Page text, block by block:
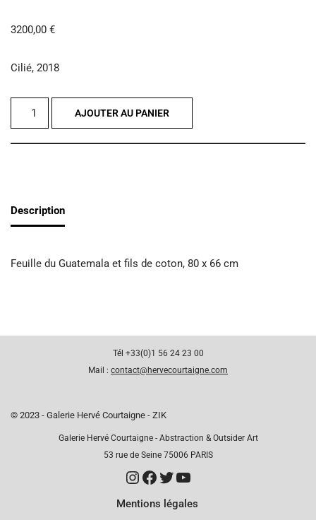
3200,00 €
Cilié, 2018
AJOUTER AU PANIER
Description
Feuille du Guatemala et fils de coton, 80 x 66 cm
Tél +33(0)1 56 24 23 00
Mail : contact@hervecourtaigne.com
© 2023 - Galerie Hervé Courtaigne - ZIK
Galerie Hervé Courtaigne - Abstraction & Outsider Art
53 rue de Seine 75006 PARIS
Mentions légales